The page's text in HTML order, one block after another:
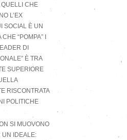
QUELLI CHE
L’EX
SOCIAL È UN
“POMPA” I
DI
È TRA
SUPERIORE
RISCONTRATA
POLITICHE
SI MUOVONO
UN IDEALE: